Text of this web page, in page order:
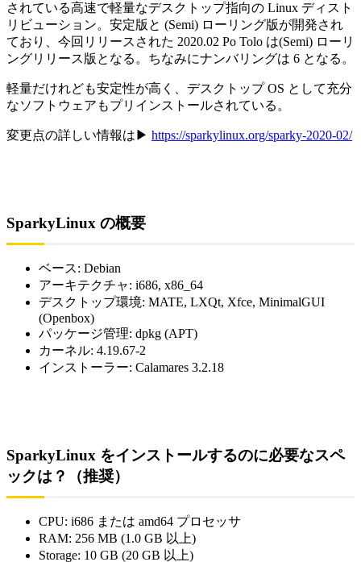
されている高速で軽量なデスクトップ指向の Linux ディスト
リビューション。安定版と (Semi) ローリング版が開発され
ており、今回リリースされた 2020.02 Po Tolo は(Semi) ローリ
ングリリース版となる。ちなみにナンバリングは 6 となる。
軽量だけれども安定性が高く、デスクトップ OS として充分
なソフトウェアもプリインストールされている。
変更点の詳しい情報は▶ https://sparkylinux.org/sparky-2020-02/
SparkyLinux の概要
ベース: Debian
アーキテクチャ: i686, x86_64
デスクトップ環境: MATE, LXQt, Xfce, MinimalGUI
(Openbox)
パッケージ管理: dpkg (APT)
カーネル: 4.19.67-2
インストーラー: Calamares 3.2.18
SparkyLinux をインストールするのに必要なスペ
ックは？（推奨）
CPU: i686 または amd64 プロセッサ
RAM: 256 MB (1.0 GB 以上)
Storage: 10 GB (20 GB 以上)